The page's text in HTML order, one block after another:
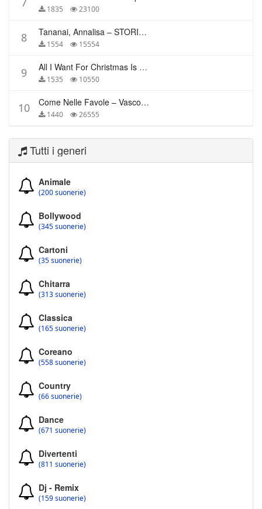
1835 23100
8 Tananai, Annalisa – STORIE BREVI
1554 15554
9 All I Want For Christmas Is You – Mariah Carey
1535 10550
10 Come Nelle Favole – Vasco Rossi
1440 26555
Tutti i generi
Animale
(200 suonerie)
Bollywood
(345 suonerie)
Cartoni
(35 suonerie)
Chitarra
(313 suonerie)
Classica
(165 suonerie)
Coreano
(558 suonerie)
Country
(66 suonerie)
Dance
(671 suonerie)
Divertenti
(811 suonerie)
Dj - Remix
(159 suonerie)